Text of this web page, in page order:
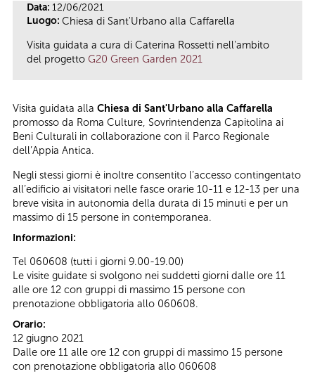
Data: 12/06/2021
Luogo: Chiesa di Sant'Urbano alla Caffarella
Visita guidata a cura di Caterina Rossetti nell'ambito
del progetto G20 Green Garden 2021
Visita guidata alla Chiesa di Sant'Urbano alla Caffarella
promosso da Roma Culture, Sovrintendenza Capitolina ai
Beni Culturali in collaborazione con il Parco Regionale
dell’Appia Antica.
Negli stessi giorni è inoltre consentito l’accesso contingentato
all’edificio ai visitatori nelle fasce orarie 10-11 e 12-13 per una
breve visita in autonomia della durata di 15 minuti e per un
massimo di 15 persone in contemporanea.
Informazioni:
Tel 060608 (tutti i giorni 9.00-19.00)
Le visite guidate si svolgono nei suddetti giorni dalle ore 11
alle ore 12 con gruppi di massimo 15 persone con
prenotazione obbligatoria allo 060608.
Orario:
12 giugno 2021
Dalle ore 11 alle ore 12 con gruppi di massimo 15 persone
con prenotazione obbligatoria allo 060608